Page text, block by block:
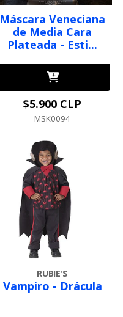
Máscara Veneciana
de Media Cara
Plateada - Esti...
$5.900 CLP
MSK0094
RUBIE'S
Vampiro - Drácula